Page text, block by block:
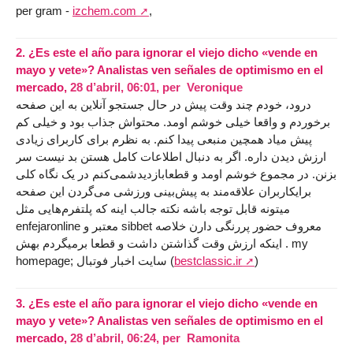
per gram - izchem.com ,
2. ¿Es este el año para ignorar el viejo dicho «vende en
mayo y vete»? Analistas ven señales de optimismo en el
mercado, 28 d’abril, 06:01, per Veronique
درود، خودم چند وقت پیش در حال جستجو آنلاین به این صفحه
برخوردم و واقعا خیلی خوشم اومد. محتواش جذاب بود و خیلی کم
پیش میاد همچین منبعی پیدا کنم. به نظرم برای کاربرای زیادی
ارزش دیدن داره. اگر به دنبال اطلاعات کامل هستن بد نیست سر
بزنن. در مجموع خوشم اومد و قطعابازدیدشمی‌کنم در یک نگاه کلی
برایکاربران علاقه‌مند به پیش‌بینی ورزشی می‌گردن این صفحه
میتونه قابل توجه باشه نکته جالب اینه که پلتفرم‌هایی مثل
enfejaronline معتبر و sіbbet معروف حضور پررنگی دارن خلاصه
اینکه ارزش وقت گذاشتن داشت و قطعا برمیگردم بهش . my
homepage; سایت اخبار فوتبال (bestclassic.ir )
3. ¿Es este el año para ignorar el viejo dicho «vende en
mayo y vete»? Analistas ven señales de optimismo en el
mercado, 28 d’abril, 06:24, per Ramonita